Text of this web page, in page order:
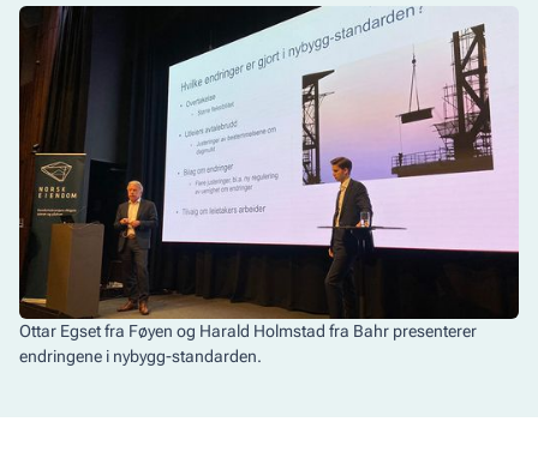
Ottar Egset fra Føyen og Harald Holmstad fra Bahr presenterer
endringene i nybygg-standarden.